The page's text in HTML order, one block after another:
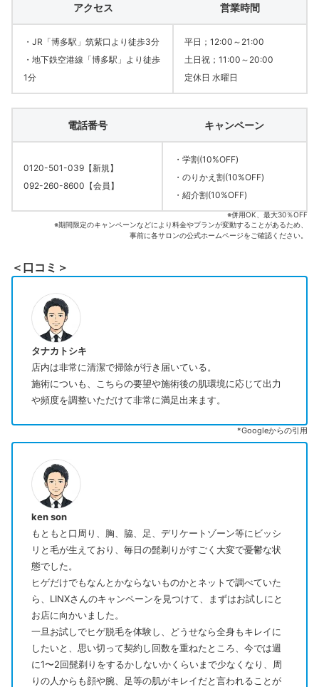
アクセス 営業時間
・JR「博多駅」筑紫口より徒歩3分
・地下鉄空港線「博多駅」より徒歩
1分
平日；12:00～21:00
土日祝；11:00～20:00
定休日 水曜日
電話番号 キャンペーン
0120-501-039【新規】
092-260-8600【会員】
・学割(10%OFF)
・のりかえ割(10%OFF)
・紹介割(10%OFF)
※併用OK、最大30％OFF
※期間限定のキャンペーンなどにより料金やプランが変動することがあるため、
事前に各サロンの公式ホームページをご確認ください。
＜口コミ＞
タナカトシキ
店内は非常に清潔で掃除が行き届いている。
施術についも、こちらの要望や施術後の肌環境に応じて出力
や頻度を調整いただけて非常に満足出来ます。
*Googleからの引用
ken son
もともと口周り、胸、脇、足、デリケートゾーン等にビッシ
リと毛が生えており、毎日の髭剃りがすごく大変で憂鬱な状
態でした。
ヒゲだけでもなんとかならないものかとネットで調べていた
ら、LINXさんのキャンペーンを見つけて、まずはお試しにと
お店に向かいました。
一旦お試しでヒゲ脱毛を体験し、どうせなら全身もキレイに
したいと、思い切って契約し回数を重ねたところ、今では週
に1〜2回髭剃りをするかしないかくらいまで少なくなり、周
りの人からも顔や腕、足等の肌がキレイだと言われることが